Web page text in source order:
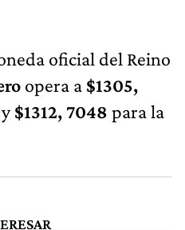
oficial del Reino
opera a $1305,
$1312, 7048 para la